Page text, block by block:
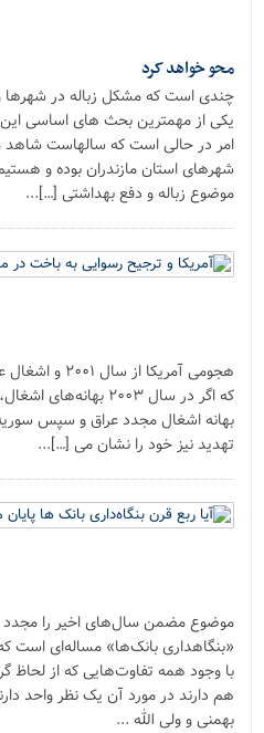
محو خواهد کرد
چندی است که مشکل زباله در شهرها
یکی از مهمترین بحث های اساسی
امر در حالی است که سالهاست شاهد
شهرهای استان مازندران بوده و
موضوع زباله و دفع بهداشتی […]...
که اگر در سال ۲۰۰۳
بهانه اشغال مجدد عراق و سپس
تهدید نیز خود را نشان می […]...
موضوع مضمن سال‌های اخیر را مجدد
«بنگاهداری بانک‌ها» مساله‌ای است
با وجود همه تفاوت‌هایی که از لحاظ
هم دارند در مورد آن یک نظر واحد
بهمنی و ولی الله ...